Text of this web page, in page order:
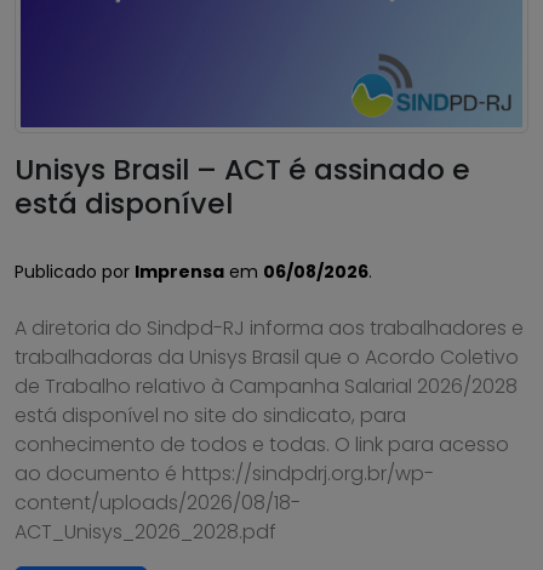
Unisys Brasil – ACT é assinado e
está disponível
Publicado por Imprensa em 06/08/2026.
A diretoria do Sindpd-RJ informa aos trabalhadores e
trabalhadoras da Unisys Brasil que o Acordo Coletivo
de Trabalho relativo à Campanha Salarial 2026/2028
está disponível no site do sindicato, para
conhecimento de todos e todas. O link para acesso
ao documento é https://sindpdrj.org.br/wp-
content/uploads/2026/08/18-
ACT_Unisys_2026_2028.pdf